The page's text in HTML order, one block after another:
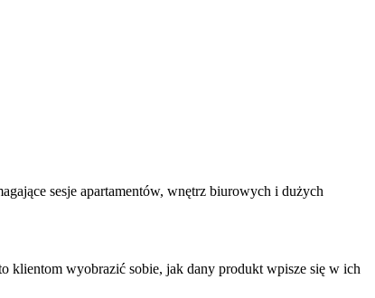
sesje apartamentów, wnętrz biurowych i dużych
klientom wyobrazić sobie, jak dany produkt wpisze się w ich